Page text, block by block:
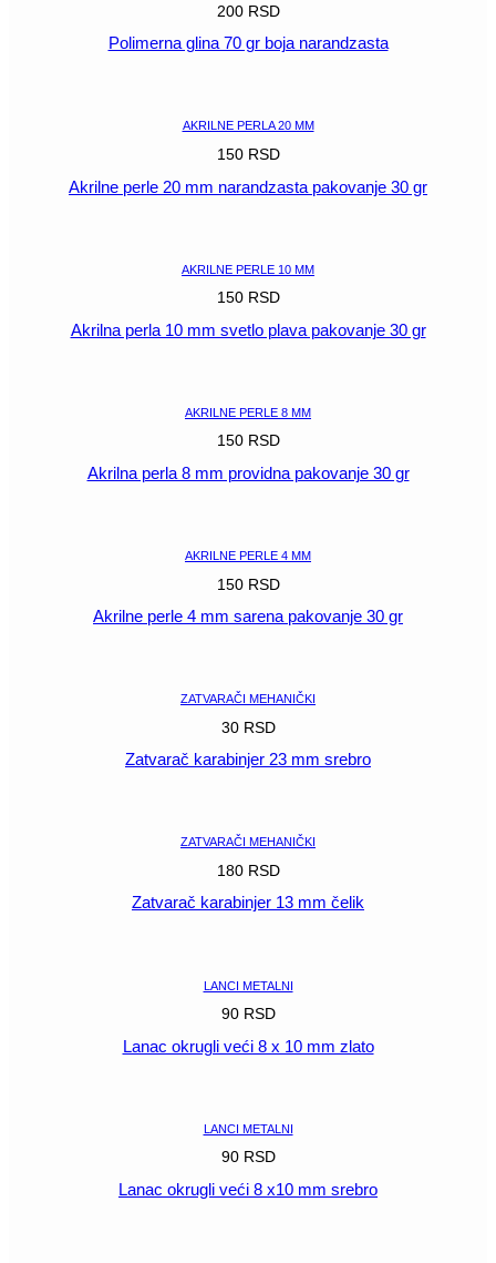
200 RSD
Polimerna glina 70 gr boja narandzasta
AKRILNE PERLA 20 MM
150 RSD
Akrilne perle 20 mm narandzasta pakovanje 30 gr
AKRILNE PERLE 10 MM
150 RSD
Akrilna perla 10 mm svetlo plava pakovanje 30 gr
AKRILNE PERLE 8 MM
150 RSD
Akrilna perla 8 mm providna pakovanje 30 gr
AKRILNE PERLE 4 MM
150 RSD
Akrilne perle 4 mm sarena pakovanje 30 gr
ZATVARAČI MEHANIČKI
30 RSD
Zatvarač karabinjer 23 mm srebro
ZATVARAČI MEHANIČKI
180 RSD
Zatvarač karabinjer 13 mm čelik
LANCI METALNI
90 RSD
Lanac okrugli veći 8 x 10 mm zlato
LANCI METALNI
90 RSD
Lanac okrugli veći 8 x10 mm srebro